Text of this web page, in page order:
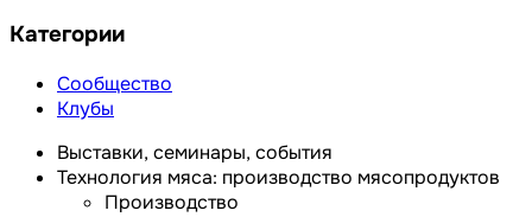
Категории
Сообщество
Клубы
Выставки, семинары, события
Технология мяса: производство мясопродуктов
Производство